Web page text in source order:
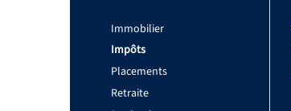
Immobilier
Impôts
Placements
Retraite